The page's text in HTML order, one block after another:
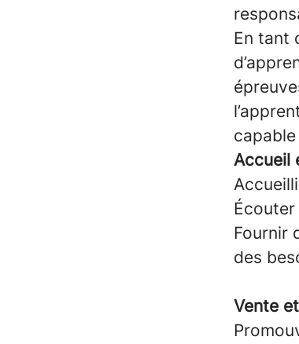
En tant
Accueil
Fournir
des
Vente